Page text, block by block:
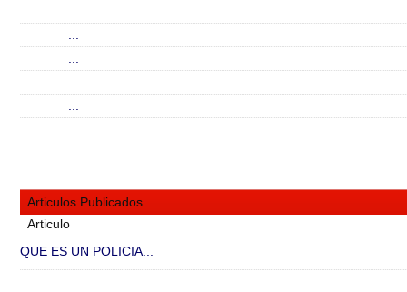
Articulos Publicados
Articulo
QUE ES UN POLICIA...